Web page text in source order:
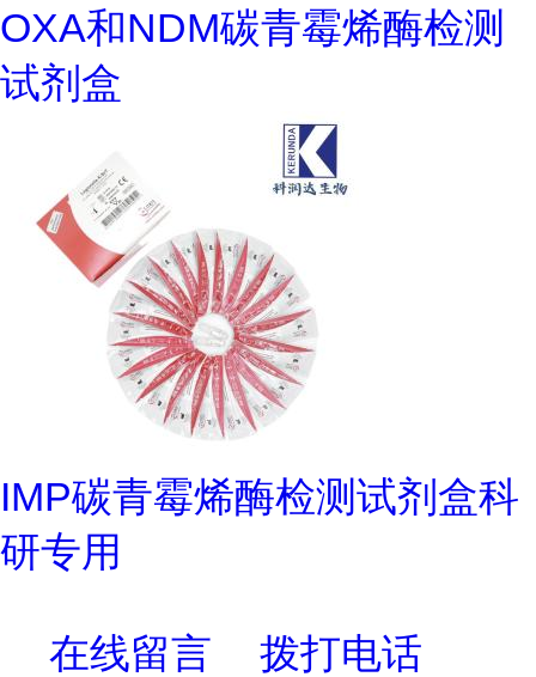
OXA和NDM碳青霉烯酶检测
试剂盒
IMP碳青霉烯酶检测试剂盒科
研专用
在线留言 拨打电话